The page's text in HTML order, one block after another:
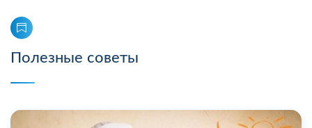
Полезные советы